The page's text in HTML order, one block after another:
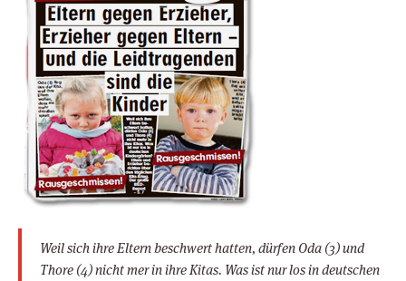
Weil sich ihre Eltern beschwert hatten, dürfen Oda (3) und
Thore (4) nicht mer in ihre Kitas. Was ist nur los in deutschen